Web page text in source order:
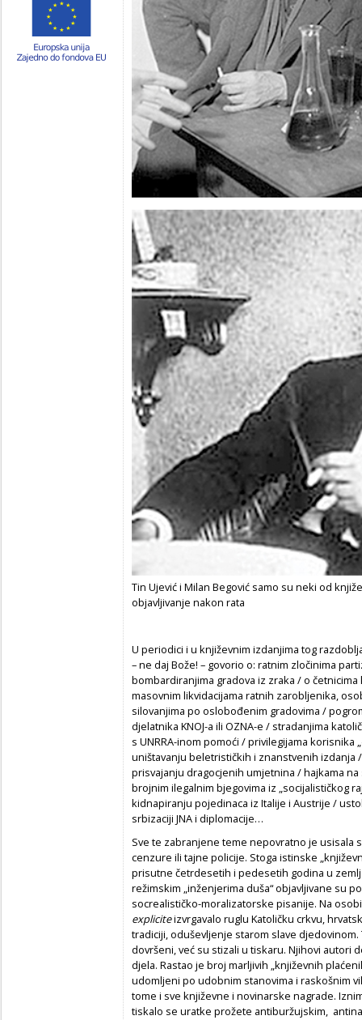
Tin Ujević i Milan Begović samo su neki od
objavljivanje nakon rata
U periodici i u književnim izdanjima tog
– ne daj Bože! – govorio o: ratnim zločinima
bombardiranjima gradova iz zraka / o
masovnim likvidacijama ratnih zarobljenika,
silovanjima po oslobođenim gradovima /
djelatnika KNOJ-a ili OZNA-e / stradanjima
s UNRRA-inom pomoći / privilegijama korisnika
uništavanju beletrističkih i znanstvenih
prisvajanju dragocjenih umjetnina / hajkama
brojnim ilegalnim bjegovima iz „socijalističkog
kidnapiranju pojedinaca iz Italije i Austrije /
srbizaciji JNA i diplomacije…
Sve te zabranjene teme nepovratno je usisala
cenzure ili tajne policije. Stoga istinske
prisutne četrdesetih i pedesetih godina u
režimskim „inženjerima duša“ objavljivane su
socrealističko-moralizatorske pisanije. Na
expliciteizvrgavalo ruglu Katoličku crkvu,
tradiciji, oduševljenje starom slave
dovršeni, već su stizali u tiskaru. Njihovi autori
djela. Rastao je broj marljivih „književnih
udomljeni po udobnim stanovima i raskošnim
tome i sve književne i novinarske nagrade.
tiskalo se uratke prožete antiburžujskim,